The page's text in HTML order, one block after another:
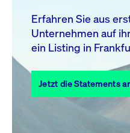
10 11
17
18 19
31
Erfahren Sie aus
Unternehmen auf
ein Listing in
Jetzt die Statements